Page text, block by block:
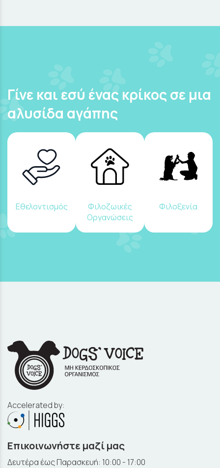
Γίνε και εσύ ένας κρίκος σε μια
αλυσίδα αγάπης
Εθελοντισμός
Φιλοζωικές
Οργανώσεις
Φιλοξενία
Accelerated by:
Επικοινωνήστε μαζί μας
Δευτέρα έως Παρασκευή: 10:00 - 17:00